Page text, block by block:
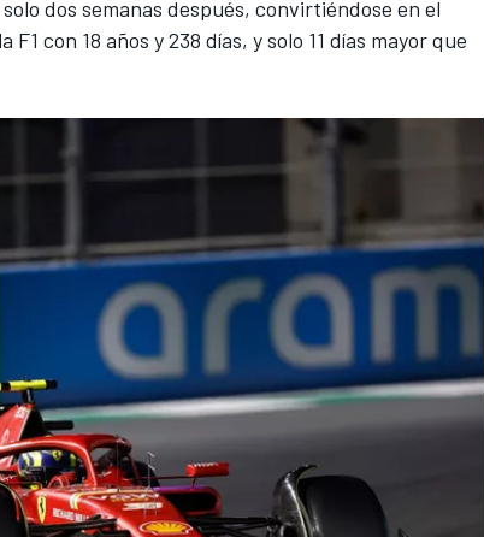
dos semanas después, convirtiéndose en el
con 18 años y 238 días, y solo 11 días mayor que